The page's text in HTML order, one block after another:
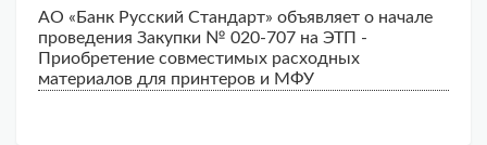
АО «Банк Русский Стандарт» объявляет о начале
проведения Закупки № 020-707 на ЭТП -
Приобретение совместимых расходных
материалов для принтеров и МФУ